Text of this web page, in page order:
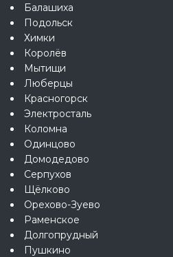
Балашиха
Подольск
Химки
Королёв
Мытищи
Люберцы
Красногорск
Электросталь
Коломна
Одинцово
Домодедово
Серпухов
Щёлково
Орехово-Зуево
Раменское
Долгопрудный
Пушкино